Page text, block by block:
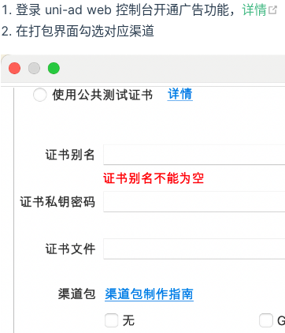
登录 uni-ad web 控制台开通广告功能，详情
在打包界面勾选对应渠道